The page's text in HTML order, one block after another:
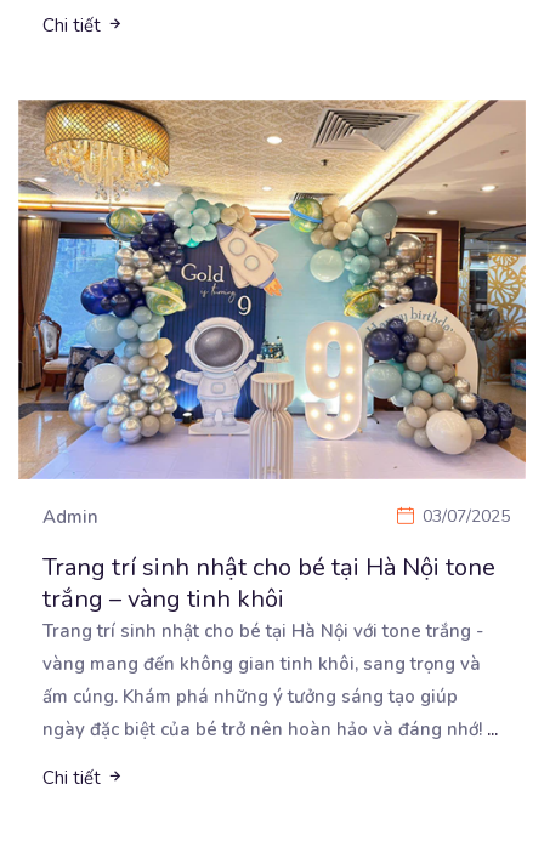
Chi tiết
Admin 03/07/2025
Trang trí sinh nhật cho bé tại Hà Nội tone
trắng – vàng tinh khôi
Trang trí sinh nhật cho bé tại Hà Nội với tone trắng -
vàng mang đến không gian tinh khôi, sang trọng và
ấm cúng. Khám phá những ý tưởng sáng tạo giúp
ngày đặc biệt của bé trở nên hoàn hảo và đáng nhớ! ...
Chi tiết